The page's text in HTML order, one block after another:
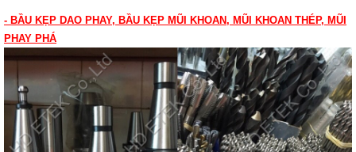
- BẦU KẸP DAO PHAY, BẦU KẸP MŨI KHOAN, MŨI KHOAN THÉP, MŨI
PHAY PHÁ